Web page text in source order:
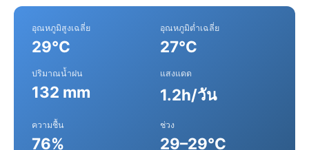
อุณหภูมิสูงเฉลี่ย
29°C
อุณหภูมิต่ำเฉลี่ย
27°C
ปริมาณน้ำฝน
132 mm
แสงแดด
1.2h/วัน
ความชื้น
76%
ช่วง
29–29°C